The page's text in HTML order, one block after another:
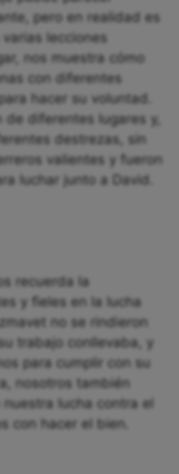
pero en realidad es
lecciones
nos muestra cómo
con diferentes
hacer su voluntad.
diferentes lugares y,
destrezas, sin
valientes y fueron
luchar junto a David.
recuerda la
y fieles en la lucha
no se rindieron
trabajo conllevaba, y
para cumplir con su
nosotros también
lucha contra el
con hacer el bien.